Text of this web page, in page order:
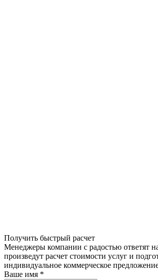
Получить быстрый расчет
Менеджеры компании с радостью ответят
произведут расчет стоимости услуг и
индивидуальное коммерческое
Ваше имя *